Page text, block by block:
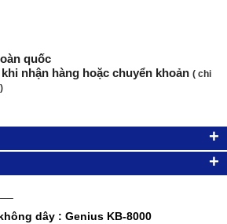
quốc
nhận hàng hoặc chuyển khoản ( chi
+
+
dây : Genius KB-8000